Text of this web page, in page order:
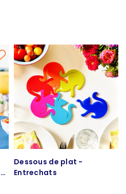
Dessous de plat -
Entrechats